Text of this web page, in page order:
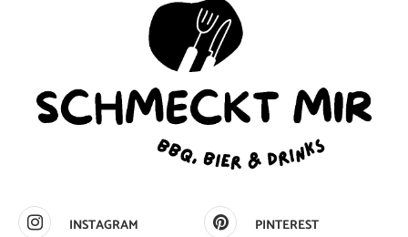
INSTAGRAM
PINTEREST